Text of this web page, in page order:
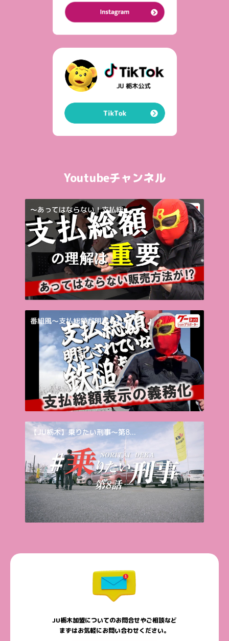
Youtubeチャンネル
～あってはならない！支払総...
番組風～支払総額が明記され...
【JU栃木】乗りたい刑事～第8...
JU栃木加盟についてのお問合せやご相談など
まずはお気軽にお問い合わせください。